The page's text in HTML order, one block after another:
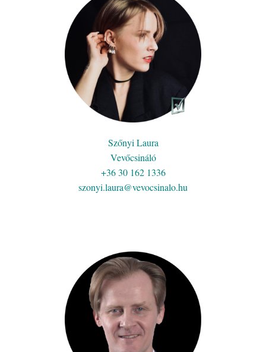
Szőnyi Laura
Vevőcsináló
+36 30 162 1336
szonyi.laura@vevocsinalo.hu